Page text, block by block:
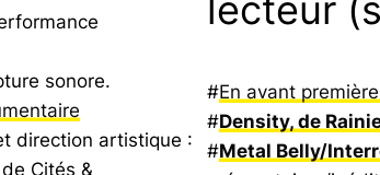
sonore.
direction artistique :
Cités &
lecteur
#En avant
#Density, de
#Metal Belly/